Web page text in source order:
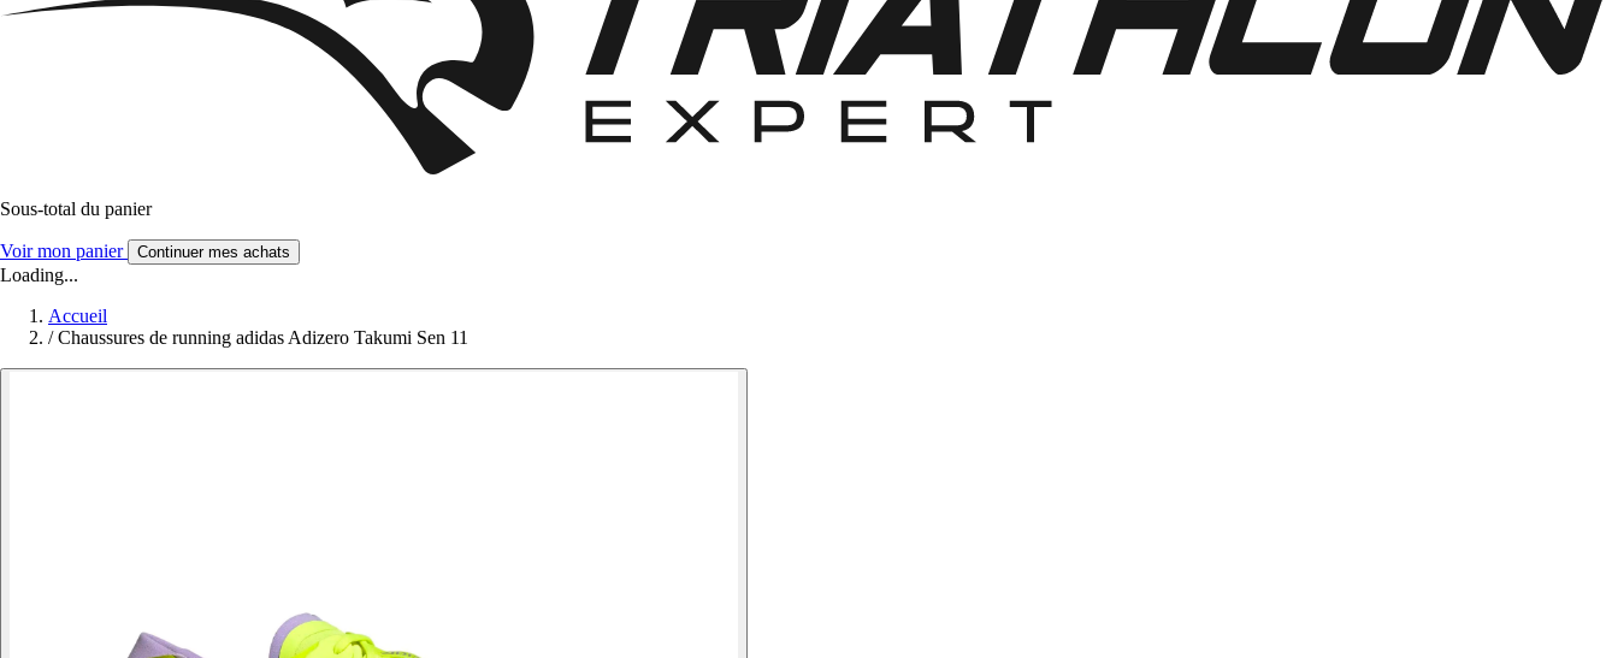
Sous-total du panier
Voir mon panier Continuer mes achats
Loading...
Accueil
/ Chaussures de running adidas Adizero Takumi Sen 11